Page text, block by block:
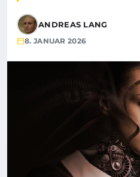
ANDREAS LANG
8. JANUAR 2026